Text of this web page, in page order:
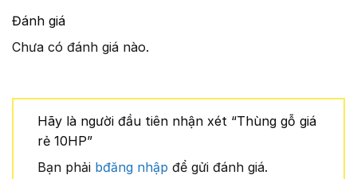
Đánh giá
Chưa có đánh giá nào.
Hãy là người đầu tiên nhận xét “Thùng gỗ giá
rẻ 10HP”
Bạn phải bđăng nhập để gửi đánh giá.